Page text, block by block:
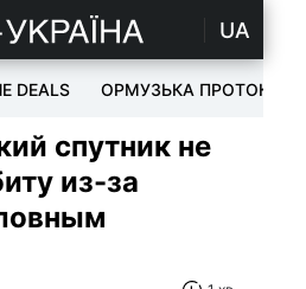
UA
DEALS ОРМУЗЬКА ПРОТОКА
спутник не
из-за